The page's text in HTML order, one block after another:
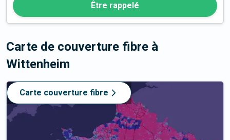
Être rappelé
Carte de couverture fibre à
Wittenheim
Carte couverture fibre